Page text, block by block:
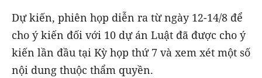
Dự kiến, phiên họp diễn ra từ ngày 12-14/8 để
cho ý kiến đối với 10 dự án Luật đã được cho ý
kiến lần đầu tại Kỳ họp thứ 7 và xem xét một số
nội dung thuộc thẩm quyền.